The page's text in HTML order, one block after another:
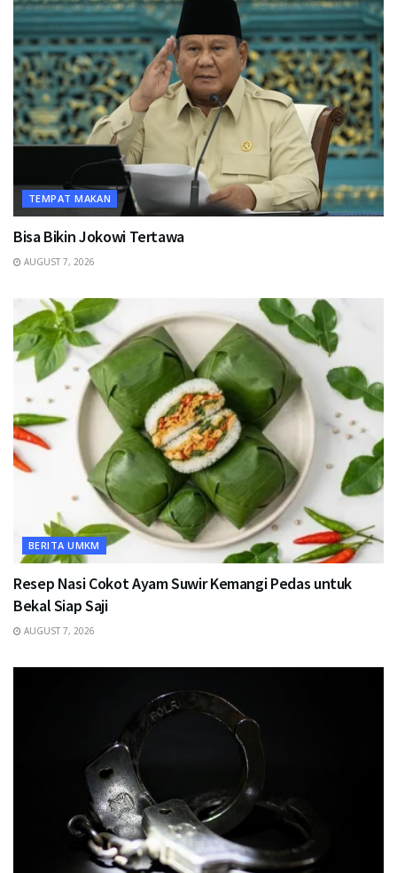
TEMPAT MAKAN
Bisa Bikin Jokowi Tertawa
AUGUST 7, 2026
BERITA UMKM
Resep Nasi Cokot Ayam Suwir Kemangi Pedas untuk
Bekal Siap Saji
AUGUST 7, 2026